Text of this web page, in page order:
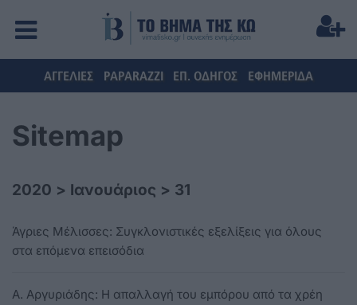
ΑΓΓΕΛΙΕΣ PAPARAZZI ΕΠ. ΟΔΗΓΟΣ ΕΦΗΜΕΡΙΔΑ
Sitemap
2020 > Ιανουάριος > 31
Άγριες Μέλισσες: Συγκλονιστικές εξελίξεις για όλους
στα επόμενα επεισόδια
Α. Αργυριάδης: Η απαλλαγή του εμπόρου από τα χρέη